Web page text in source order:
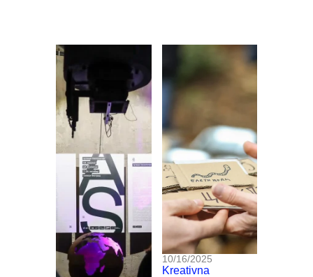
10/16/2025
Kreativna